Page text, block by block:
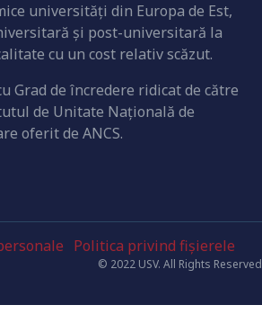
universităţi din Europa de Est,
şi post-universitară la
cu un cost relativ scăzut.
Grad de încredere ridicat de către
de Unitate Naţională de
oferit de ANCS.
Politica privind fișierele
© 2022 USV. All Rights Reserved